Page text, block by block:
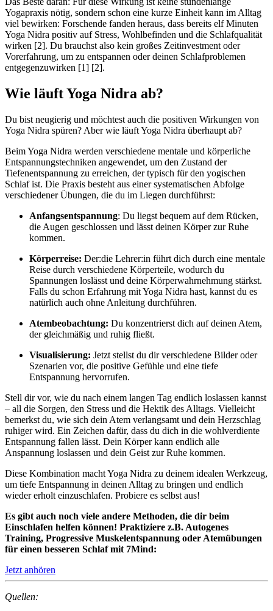
Yogapraxis nötig, sondern schon eine kurze Einheit kann im Alltag
viel bewirken: Forschende fanden heraus, dass bereits elf Minuten
Yoga Nidra positiv auf Stress, Wohlbefinden und die Schlafqualität
wirken [2]. Du brauchst also kein großes Zeitinvestment oder
Vorerfahrung, um zu entspannen oder deinen Schlafproblemen
entgegenzuwirken [1] [2].
Wie läuft Yoga Nidra ab?
Du bist neugierig und möchtest auch die positiven Wirkungen von
Yoga Nidra spüren? Aber wie läuft Yoga Nidra überhaupt ab?
Beim Yoga Nidra werden verschiedene mentale und körperliche
Entspannungstechniken angewendet, um den Zustand der
Tiefenentspannung zu erreichen, der typisch für den yogischen
Schlaf ist. Die Praxis besteht aus einer systematischen Abfolge
verschiedener Übungen, die du im Liegen durchführst:
Anfangsentspannung: Du liegst bequem auf dem Rücken,
die Augen geschlossen und lässt deinen Körper zur Ruhe
kommen.
Körperreise: Der:die Lehrer:in führt dich durch eine mentale
Reise durch verschiedene Körperteile, wodurch du
Spannungen loslässt und deine Körperwahrnehmung stärkst.
Falls du schon Erfahrung mit Yoga Nidra hast, kannst du es
natürlich auch ohne Anleitung durchführen.
Atembeobachtung: Du konzentrierst dich auf deinen Atem,
der gleichmäßig und ruhig fließt.
Visualisierung: Jetzt stellst du dir verschiedene Bilder oder
Szenarien vor, die positive Gefühle und eine tiefe
Entspannung hervorrufen.
Stell dir vor, wie du nach einem langen Tag endlich loslassen kannst
– all die Sorgen, den Stress und die Hektik des Alltags. Vielleicht
bemerkst du, wie sich dein Atem verlangsamt und dein Herzschlag
ruhiger wird. Ein Zeichen dafür, dass du dich in die wohlverdiente
Entspannung fallen lässt. Dein Körper kann endlich alle
Anspannung loslassen und dein Geist zur Ruhe kommen.
Diese Kombination macht Yoga Nidra zu deinem idealen Werkzeug,
um tiefe Entspannung in deinen Alltag zu bringen und endlich
wieder erholt einzuschlafen. Probiere es selbst aus!
Es gibt auch noch viele andere Methoden, die dir beim
Einschlafen helfen können! Praktiziere z.B. Autogenes
Training, Progressive Muskelentspannung oder Atemübungen
für einen besseren Schlaf mit 7Mind:
Jetzt anhören
Quellen: